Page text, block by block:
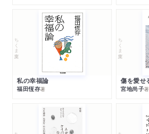
ちくま文庫
私の幸福論
福田恆存著
ちくま文庫
傷を愛
宮地尚子著